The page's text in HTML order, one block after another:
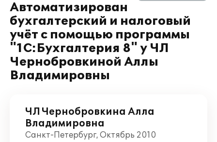
Автоматизирован
бухгалтерский и налоговый
учёт с помощью программы
"1С:Бухгалтерия 8" у ЧЛ
Чернобровкиной Аллы
Владимировны
ЧЛ Чернобровкина Алла
Владимировна
Санкт-Петербург, Октябрь 2010